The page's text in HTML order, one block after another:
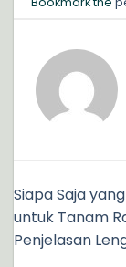
Siapa Saja
untuk Tanam
Penjelasan